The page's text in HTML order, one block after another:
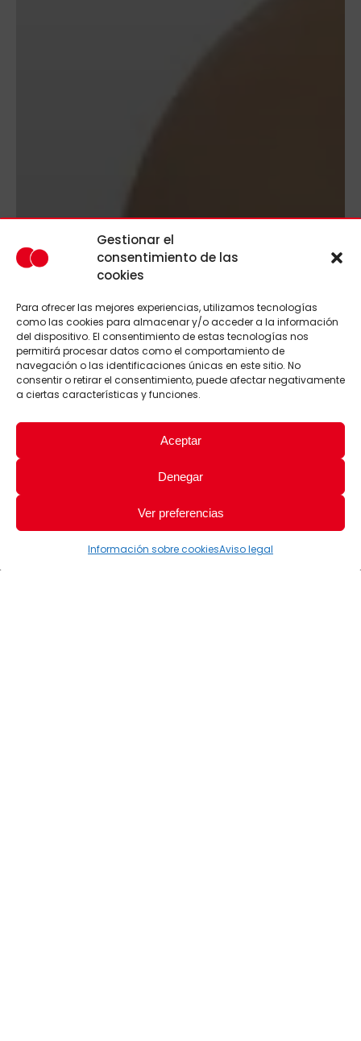
Gestionar el
consentimiento de las
cookies
Para ofrecer las mejores experiencias, utilizamos tecnologías
como las cookies para almacenar y/o acceder a la información
del dispositivo. El consentimiento de estas tecnologías nos
permitirá procesar datos como el comportamiento de
navegación o las identificaciones únicas en este sitio. No
consentir o retirar el consentimiento, puede afectar negativamente
a ciertas características y funciones.
Aceptar
Denegar
Ver preferencias
Información sobre cookiesAviso legal